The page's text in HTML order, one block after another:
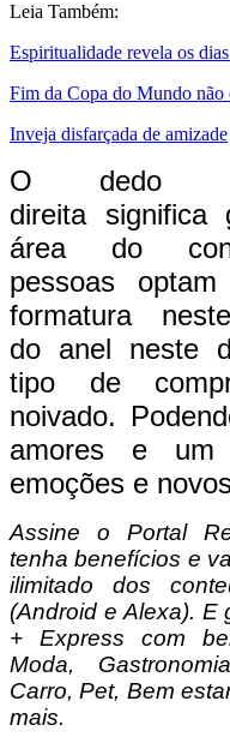
Leia Também:
Espiritualidade revela os
Fim da Copa do Mundo não
Inveja disfarçada de amizade
O dedo
direita
significa
área do
pessoas
formatura
do anel neste
tipo de
noivado.
amores e um
emoções e
Assine o Portal
tenha benefícios e
ilimitado dos
(Android e Alexa). E
+ Express com
Moda,
Carro, Pet, Bem
mais.